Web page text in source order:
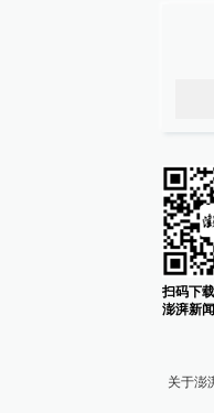
扫码下载
澎湃新
关于澎